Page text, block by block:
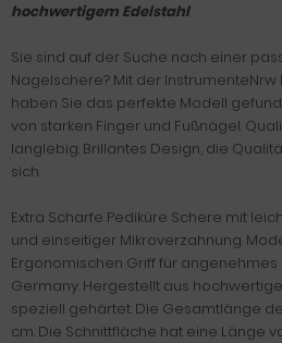
hochwertigem Edelstahl
Sie sind auf der Suche nach einer
Nagelschere? Mit der
haben Sie das perfekte Modell
von starken Finger und Fußnägel.
langlebig. Brillantes Design, die
sich.
Extra Scharfe Pediküre Schere mit
und einseitiger Mikroverzahnung.
Ergonomischen Griff für angenehmes
Germany. Hergestellt aus
speziell gehärtet. Die Gesamtlänge
cm. Die Schnittfläche hat eine Länge